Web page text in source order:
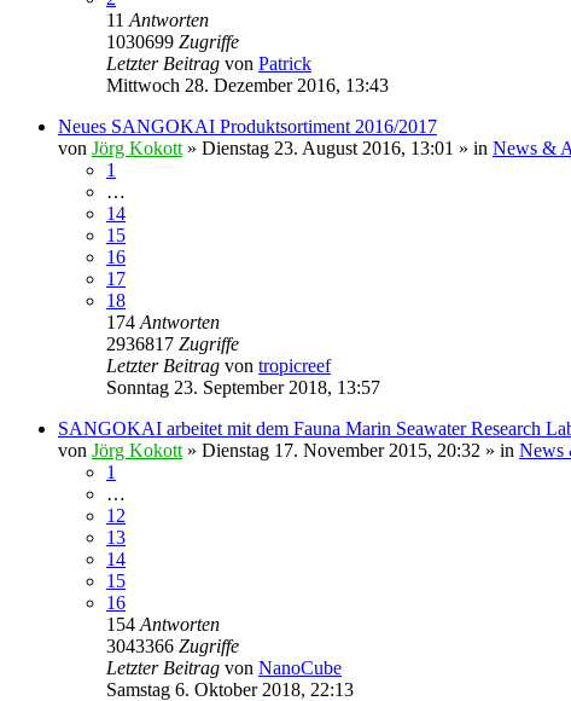
11 Antworten
1030699 Zugriffe
Letzter Beitrag von Patrick
Mittwoch 28. Dezember 2016, 13:43
Neues SANGOKAI Produktsortiment 2016/2017
von Jörg Kokott » Dienstag 23. August 2016, 13:01 » in News &
1
…
14
15
16
17
18
174 Antworten
2936817 Zugriffe
Letzter Beitrag von tropicreef
Sonntag 23. September 2018, 13:57
SANGOKAI arbeitet mit dem Fauna Marin Seawater Research
von Jörg Kokott » Dienstag 17. November 2015, 20:32 » in News
1
…
12
13
14
15
16
154 Antworten
3043366 Zugriffe
Letzter Beitrag von NanoCube
Samstag 6. Oktober 2018, 22:13